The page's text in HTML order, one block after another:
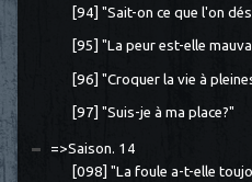
[94] "Sait-on ce que l'on
[95] "La peur est-elle
[96] "Croquer la vie à
[97] "Suis-je à ma place?"
=>Saison. 14
[098] "La foule a-t-elle